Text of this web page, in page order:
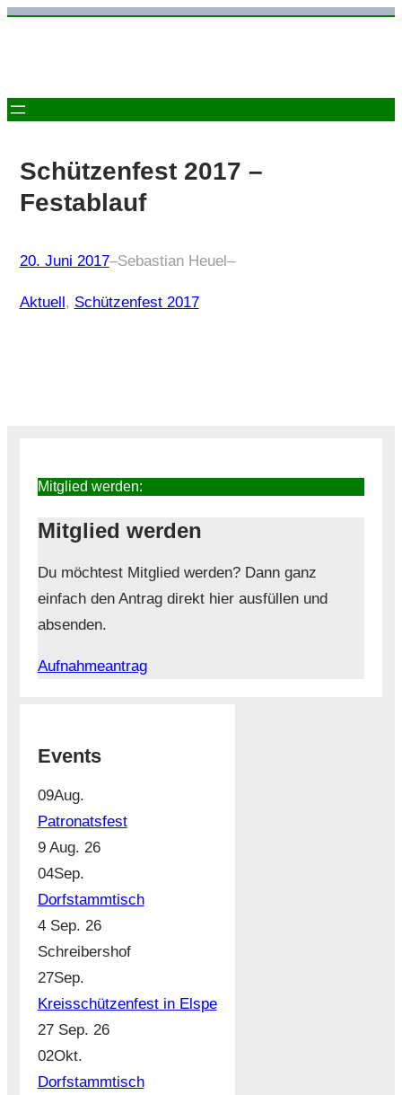
Zum
Schützenfest 2017 –
Festablauf
20. Juni 2017–Sebastian Heuel–
Aktuell, Schützenfest 2017
Mitglied werden:
Mitglied werden
Du möchtest Mitglied werden? Dann ganz
einfach den Antrag direkt hier ausfüllen und
absenden.
Aufnahmeantrag
Events
09Aug.
Patronatsfest
9 Aug. 26
04Sep.
Dorfstammtisch
4 Sep. 26
Schreibershof
27Sep.
Kreisschützenfest in Elspe
27 Sep. 26
02Okt.
Dorfstammtisch